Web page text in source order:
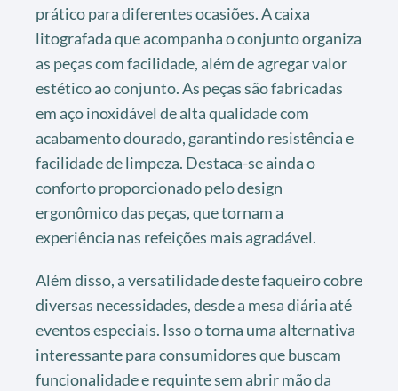
prático para diferentes ocasiões. A caixa
litografada que acompanha o conjunto organiza
as peças com facilidade, além de agregar valor
estético ao conjunto. As peças são fabricadas
em aço inoxidável de alta qualidade com
acabamento dourado, garantindo resistência e
facilidade de limpeza. Destaca-se ainda o
conforto proporcionado pelo design
ergonômico das peças, que tornam a
experiência nas refeições mais agradável.
Além disso, a versatilidade deste faqueiro cobre
diversas necessidades, desde a mesa diária até
eventos especiais. Isso o torna uma alternativa
interessante para consumidores que buscam
funcionalidade e requinte sem abrir mão da